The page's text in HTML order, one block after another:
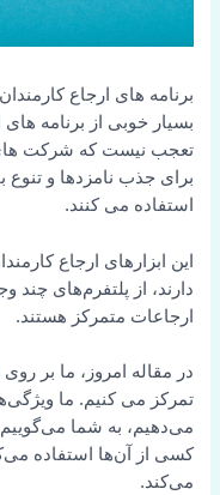
برنامه های ارجاع
بسیار خوبی از برنامه های
تعجب نیست که شرکت های
برای جذب نامزدها و
استفاده می کنند.
این ابزارهای ارجاع
دارند، از پلتفرم‌های چند
ارجاعات متمرکز هستند.
تمرکز می کنیم. ما
می‌دهیم، به شما
کسی از آن‌ها استفاده
می‌کند.